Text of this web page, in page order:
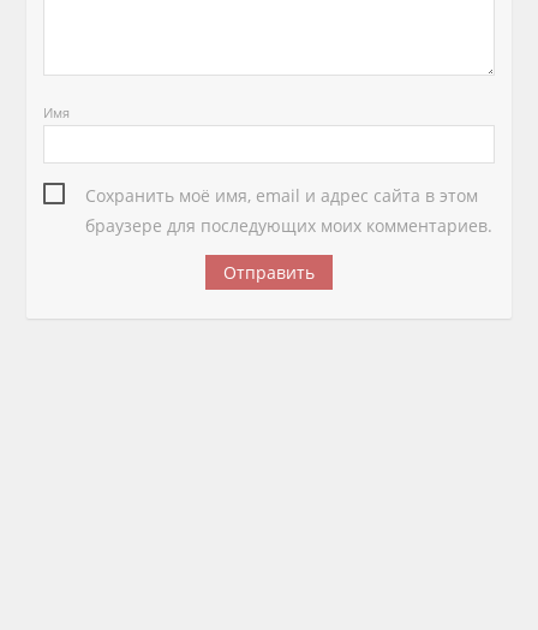
Имя
Сохранить моё имя, email и адрес сайта в этом
браузере для последующих моих комментариев.